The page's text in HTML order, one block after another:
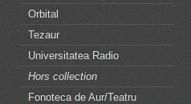
Orbital
Tezaur
Universitatea Radio
Hors collection
Fonoteca de Aur/Teatru